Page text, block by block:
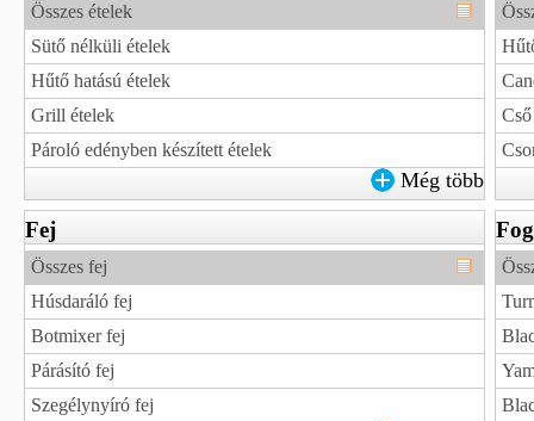
Összes ételek
Sütő nélküli ételek
Hűtő hatású ételek
Grill ételek
Pároló edényben készített ételek
Még több
Fej
Összes fej
Húsdaráló fej
Botmixer fej
Párásító fej
Szegélynyíró fej